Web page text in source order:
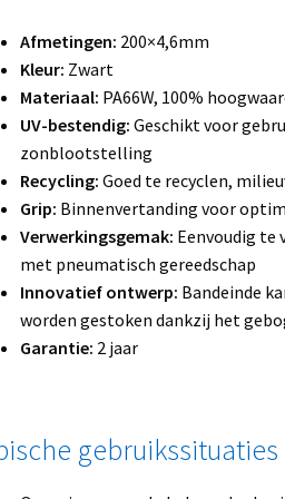
Afmetingen: 200×4,6mm
Kleur: Zwart
Materiaal: PA66W, 100%
UV-bestendig: Geschikt voor
zonblootstelling
Recycling: Goed te recyclen,
Grip: Binnenvertanding voor
Verwerkingsgemak: Eenvoudig te
met pneumatisch gereedschap
Innovatief ontwerp: Bandeinde
worden gestoken dankzij het
Garantie: 2 jaar
gebruikssituaties